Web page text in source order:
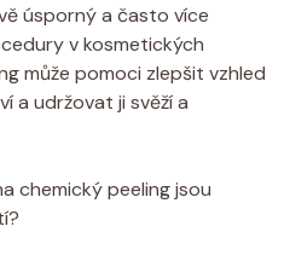
úsporný a často více
⁢v kosmetických
může ⁤pomoci ⁣zlepšit⁢ vzhled
⁤a udržovat​ ji⁣ svěží a
chemický peeling jsou‍